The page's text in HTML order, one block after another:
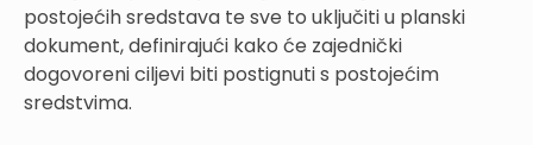
postojećih sredstava te sve to uključiti u planski
dokument, definirajući kako će zajednički
dogovoreni ciljevi biti postignuti s postojećim
sredstvima.